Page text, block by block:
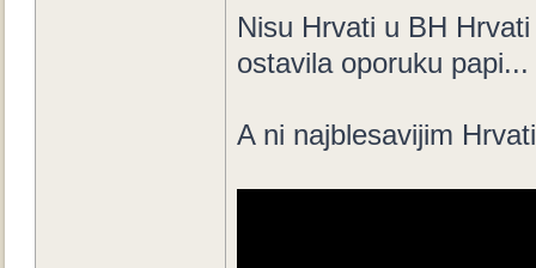
Nisu Hrvati u BH
ostavila oporuku papi...
A ni najblesavijim